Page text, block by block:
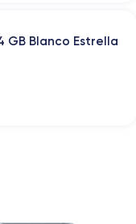
GB Blanco Estrella